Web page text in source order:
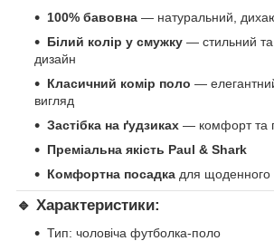
100% бавовна — натуральний,
Білий колір у смужку — стильний та
дизайн
Класичний комір поло —
вигляд
Застібка на ґудзиках — комфорт та
Преміальна якість Paul & Shark
Комфортна посадка для щоденного
🔹 Характеристики:
Тип: чоловіча футболка-поло